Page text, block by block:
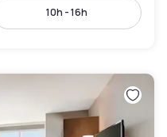
10h - 16h